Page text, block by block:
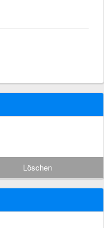
Löschen